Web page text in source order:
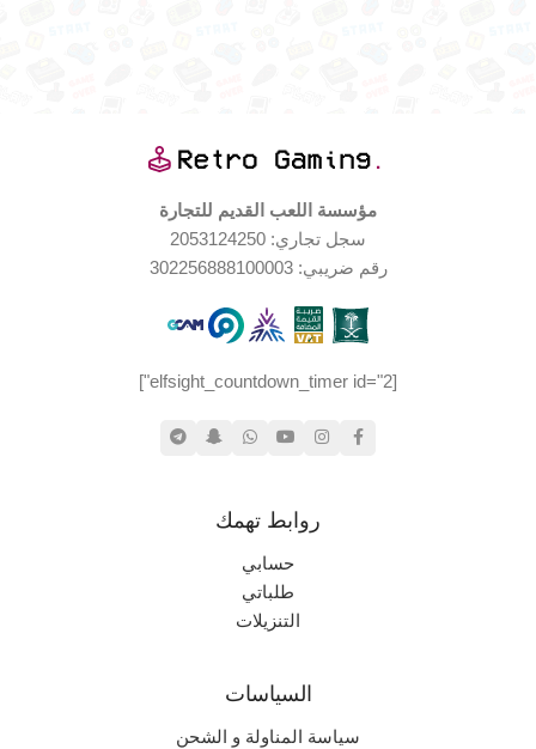
مؤسسة اللعب القديم للتجارة
سجل تجاري: 2053124250
رقم ضريبي: 302256888100003
[elfsight_countdown_timer id="2"]
روابط تهمك
حسابي
طلباتي
التنزيلات
السياسات
سياسة المناولة و الشحن